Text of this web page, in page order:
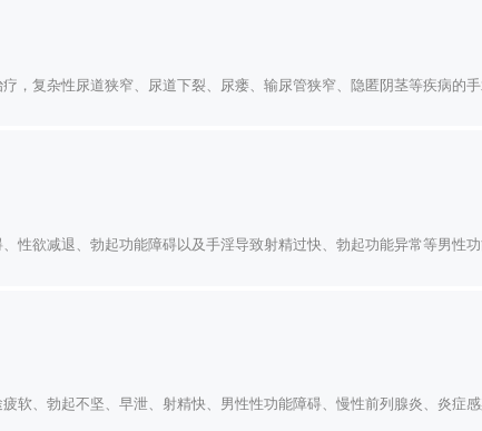
，复杂性尿道狭窄、尿道下裂、尿瘘、输尿管狭窄、隐匿阴茎等疾病的
性欲减退、勃起功能障碍以及手淫导致射精过快、勃起功能异常等男性
软、勃起不坚、早泄、射精快、男性性功能障碍、慢性前列腺炎、炎症